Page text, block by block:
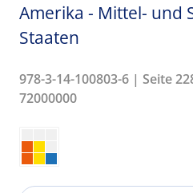
Amerika - Mittel- und
Staaten
978-3-14-100803-6 | Seite
72000000